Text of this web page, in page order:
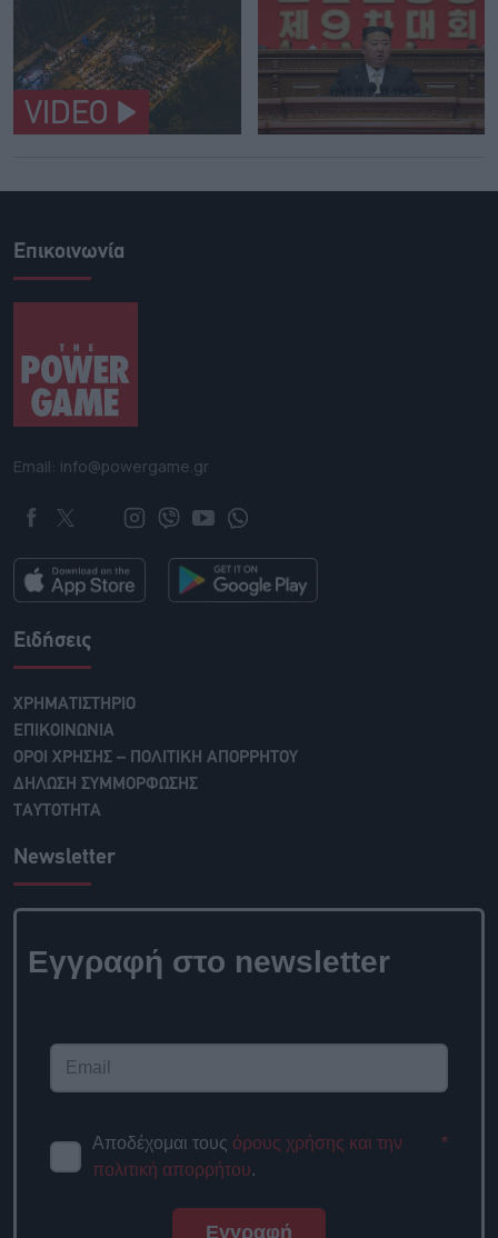
VIDEO
Επικοινωνία
Email: info@powergame.gr
Ειδήσεις
ΧΡΗΜΑΤΙΣΤΗΡΙΟ
ΕΠΙΚΟΙΝΩΝΙΑ
ΟΡΟΙ ΧΡΗΣΗΣ – ΠΟΛΙΤΙΚΗ ΑΠΟΡΡΗΤΟΥ
ΔΗΛΩΣΗ ΣΥΜΜΟΡΦΩΣΗΣ
ΤΑΥΤΟΤΗΤΑ
Newsletter
Εγγραφή στο newsletter
Αποδέχομαι τους όρους χρήσης και την
πολιτική απορρήτου.
*
Εγγραφή